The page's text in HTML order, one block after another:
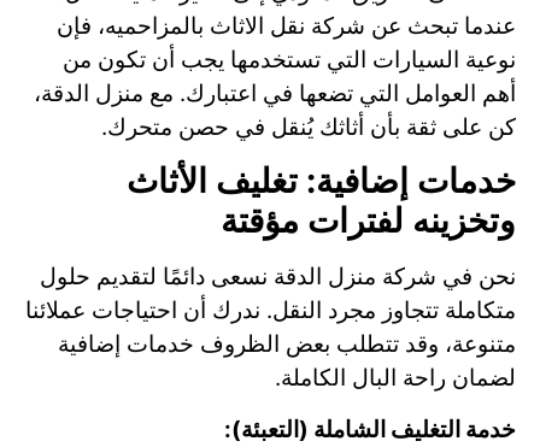
عندما تبحث عن شركة نقل الاثاث بالمزاحميه، فإن
نوعية السيارات التي تستخدمها يجب أن تكون من
أهم العوامل التي تضعها في اعتبارك. مع منزل الدقة،
كن على ثقة بأن أثاثك يُنقل في حصن متحرك.
خدمات إضافية: تغليف الأثاث
وتخزينه لفترات مؤقتة
نحن في شركة منزل الدقة نسعى دائمًا لتقديم حلول
متكاملة تتجاوز مجرد النقل. ندرك أن احتياجات عملائنا
متنوعة، وقد تتطلب بعض الظروف خدمات إضافية
لضمان راحة البال الكاملة.
خدمة التغليف الشاملة (التعبئة):